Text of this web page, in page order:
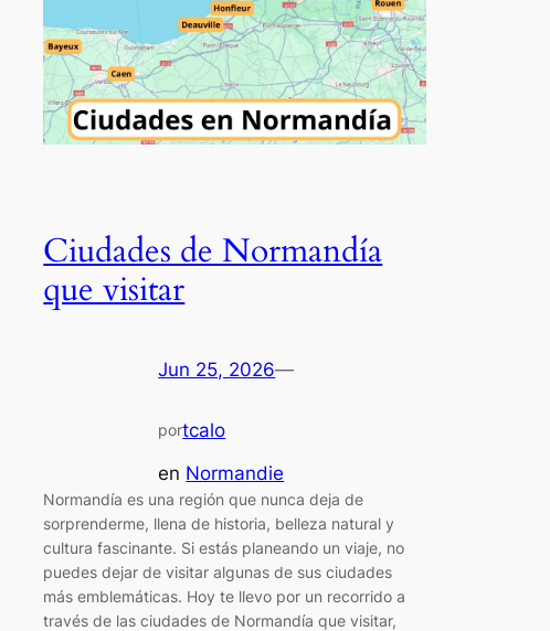
Ciudades de Normandía
que visitar
Jun 25, 2026—
portcalo
en Normandie
Normandía es una región que nunca deja de
sorprenderme, llena de historia, belleza natural y
cultura fascinante. Si estás planeando un viaje, no
puedes dejar de visitar algunas de sus ciudades
más emblemáticas. Hoy te llevo por un recorrido a
través de las ciudades de Normandía que visitar,